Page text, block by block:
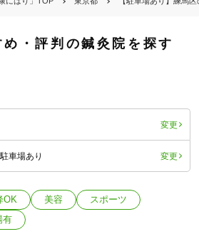
・評判の鍼灸院を探す
変更
駐車場あり 変更
OK 美容
スポーツ
有
見た」